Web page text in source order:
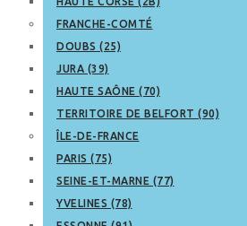
FRANCHE-COMTÉ
DOUBS (25)
JURA (39)
HAUTE SAÔNE (70)
TERRITOIRE DE BELFORT (90)
ÎLE-DE-FRANCE
PARIS (75)
SEINE-ET-MARNE (77)
YVELINES (78)